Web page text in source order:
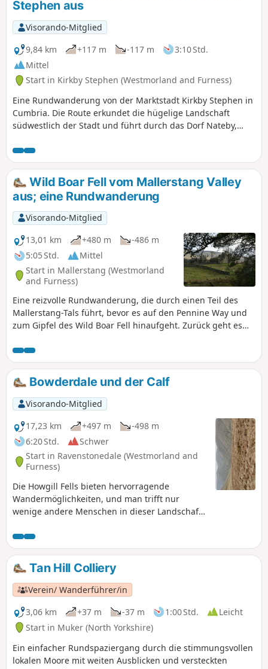
Stephen aus
Visorando-Mitglied
9,84 km
+117 m -117 m
3:10 Std.
Mittel
Start in Kirkby Stephen (Westmorland and Furness)
Eine Rundwanderung von der Marktstadt Kirkby Stephen in
Cumbria. Die Route erkundet die hügelige Landschaft
südwestlich der Stadt und führt durch das Dorf Nateby,
Common zurück zum Ausgangspunkt führt.
Wild Boar Fell vom Mallerstang Valley
aus; eine Rundwanderung
Visorando-Mitglied
13,01 km
+480 m
-486 m
5:05 Std.
Mittel
Start in Mallerstang (Westmorland
and Furness)
Eine reizvolle Rundwanderung, die durch einen Teil des
Mallerstang-Tals führt, bevor es auf den Pennine Way und
zum Gipfel des Wild Boar Fell hinaufgeht. Zurück geht es
hinunter zu den Überresten von Pendragon Castle.
Bowderdale und der Calf
Visorando-Mitglied
17,23 km
+497 m
-498 m
6:20 Std.
Schwer
Start in Ravenstonedale (Westmorland and
Furness)
Die Howgill Fells bieten hervorragende
Wandermöglichkeiten, und man trifft nur
wenige andere Menschen in dieser Landschaft.
tief in das Gebiet hinein, bevor es stetig zum
höchsten Punkt dieser Berggruppe hinaufsteigt.
Der Rückweg bietet spektakuläre Ausblicke,
während man einem hoch gelegenen
Bergrücken zurück zum Ausgangspunkt folgt.
Tan Hill Colliery
Verein/ Wanderführer/in
3,06 km
+37 m -37 m 1:00 Std.
Leicht
Start in Muker (North Yorkshire)
Ein einfacher Rundspaziergang durch die stimmungsvollen
lokalen Moore mit weiten Ausblicken und versteckten